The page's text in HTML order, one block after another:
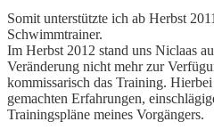
Somit unterstützte ich ab Herbst
Schwimmtrainer.
Im Herbst 2012 stand uns Niclaas
Veränderung nicht mehr zur
kommissarisch das Training.
gemachten Erfahrungen,
Trainingspläne meines Vorgängers.